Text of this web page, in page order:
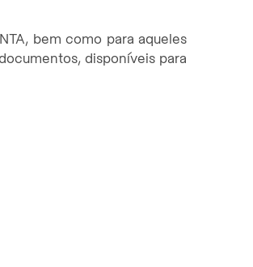
bem como para aqueles
disponíveis para